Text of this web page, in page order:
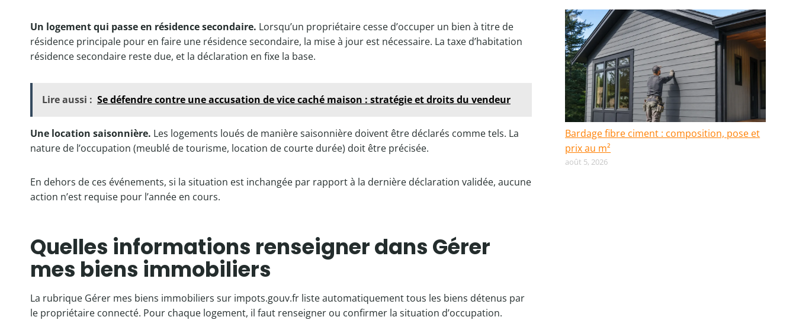
Un logement qui passe en résidence secondaire. Lorsqu’un propriétaire cesse d’occuper un bien à titre de
résidence principale pour en faire une résidence secondaire, la mise à jour est nécessaire. La taxe d’habitation
résidence secondaire reste due, et la déclaration en fixe la base.
Lire aussi : Se défendre contre une accusation de vice caché maison : stratégie et droits du vendeur
Une location saisonnière. Les logements loués de manière saisonnière doivent être déclarés comme tels. La
nature de l’occupation (meublé de tourisme, location de courte durée) doit être précisée.
En dehors de ces événements, si la situation est inchangée par rapport à la dernière déclaration validée, aucune
action n’est requise pour l’année en cours.
Quelles informations renseigner dans Gérer
mes biens immobiliers
La rubrique Gérer mes biens immobiliers sur impots.gouv.fr liste automatiquement tous les biens détenus par
le propriétaire connecté. Pour chaque logement, il faut renseigner ou confirmer la situation d’occupation.
Bardage fibre ciment : composition, pose et
prix au m²
août 5, 2026